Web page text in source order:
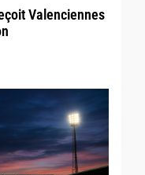
Valenciennes